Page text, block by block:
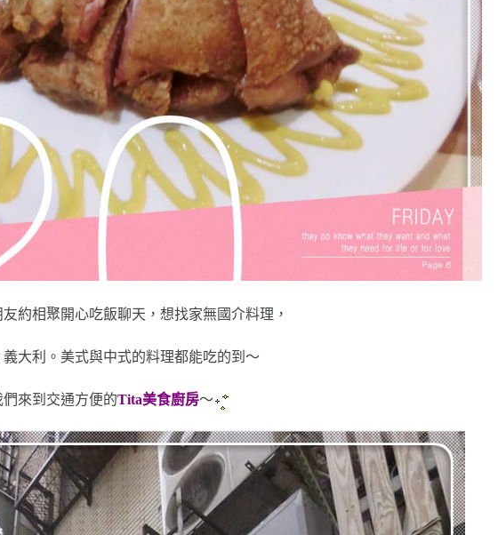
約相聚開心吃飯聊天，想找家無國介料理，
義大利。美式與中式的料理都能吃的到～
們來到交通方便的Tita美食廚房～